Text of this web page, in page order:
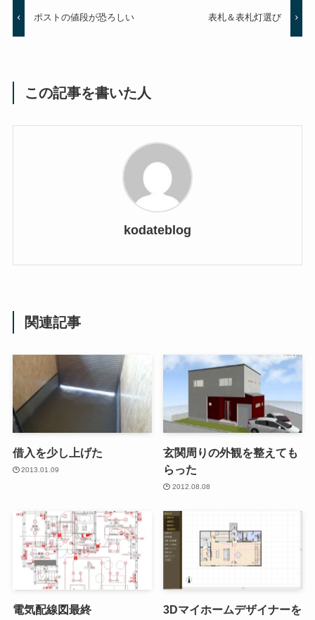
ポストの値段が恐ろしい 表札＆表札灯選び
この記事を書いた人
kodateblog
関連記事
借入を少し上げた
2013.01.09
玄関周りの外観を整えても
らった
2012.08.08
電気配線図最終
3Dマイホームデザイナーを